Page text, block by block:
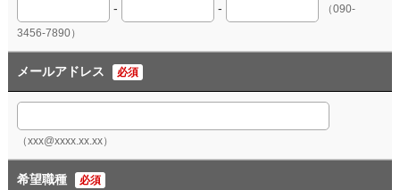
- -
（090-
3456-7890）
メールアドレス 必須
（xxx@xxxx.xx.xx）
希望職種 必須